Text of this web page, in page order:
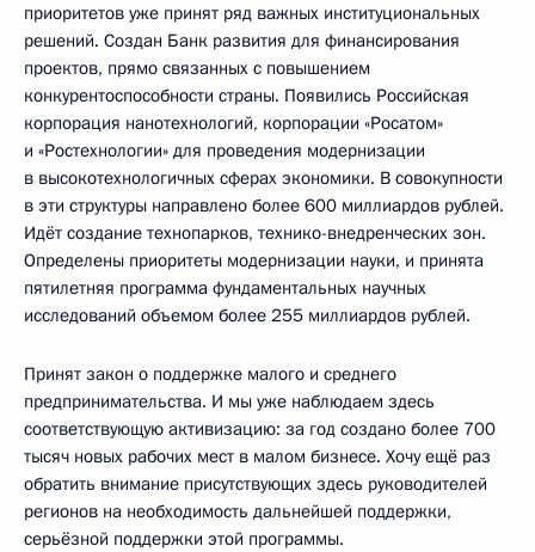
приоритетов уже принят ряд важных институциональных
решений. Создан Банк развития для финансирования
проектов, прямо связанных с повышением
конкурентоспособности страны. Появились Российская
корпорация нанотехнологий, корпорации «Росатом»
и «Ростехнологии» для проведения модернизации
в высокотехнологичных сферах экономики. В совокупности
в эти структуры направлено более 600 миллиардов рублей.
Идёт создание технопарков, технико-внедренческих зон.
Определены приоритеты модернизации науки, и принята
пятилетняя программа фундаментальных научных
исследований объемом более 255 миллиардов рублей.
Принят закон о поддержке малого и среднего
предпринимательства. И мы уже наблюдаем здесь
соответствующую активизацию: за год создано более 700
тысяч новых рабочих мест в малом бизнесе. Хочу ещё раз
обратить внимание присутствующих здесь руководителей
регионов на необходимость дальнейшей поддержки,
серьёзной поддержки этой программы.